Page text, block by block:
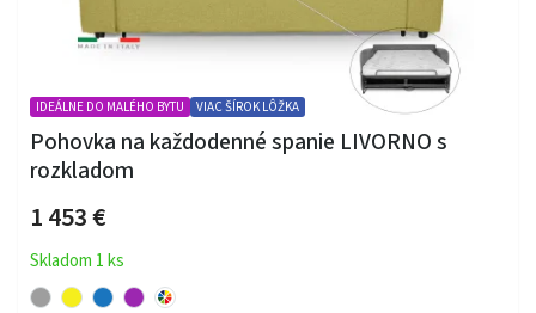
IDEÁLNE DO MALÉHO BYTU VIAC ŠÍROK LÔŽKA
Pohovka na každodenné spanie LIVORNO s
rozkladom
1 453 €
Skladom 1 ks